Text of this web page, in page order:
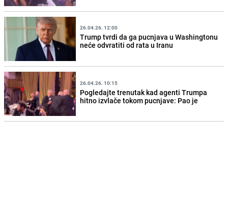
26.04.26. 12:00
Trump tvrdi da ga pucnjava u Washingtonu
neće odvratiti od rata u Iranu
26.04.26. 10:15
Pogledajte trenutak kad agenti Trumpa
hitno izvlače tokom pucnjave: Pao je